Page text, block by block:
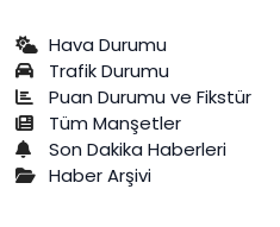
Hava Durumu
Trafik Durumu
Puan Durumu ve Fikstür
Tüm Manşetler
Son Dakika Haberleri
Haber Arşivi